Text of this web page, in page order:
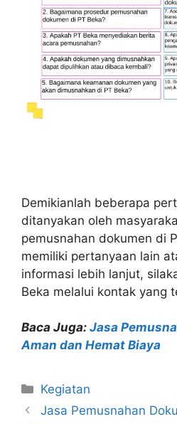
Demikianlah beberapa
ditanyakan oleh
pemusnahan dokumen di
memiliki pertanyaan lain
informasi lebih lanjut,
Beka melalui kontak yang
Baca Juga: Jasa
Aman dan Hemat Biaya
Kegiatan
Jasa Pemusnahan